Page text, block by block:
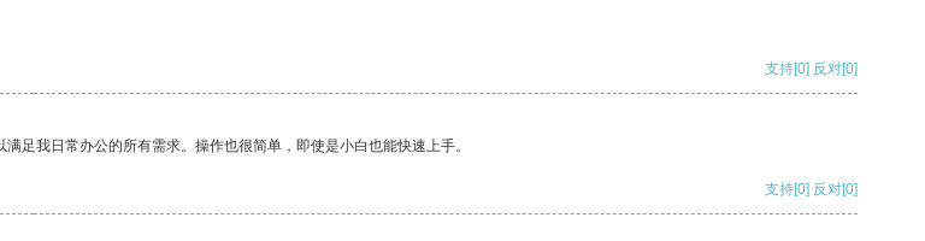
支持[0] 反对[0]
足我日常办公的所有需求。操作也很简单，即使是小白也能快速上手。
支持[0] 反对[0]